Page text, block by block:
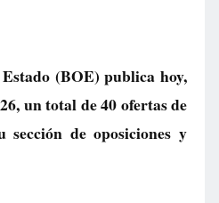
(BOE) publica hoy,
un total de40 ofertas de
de oposiciones y